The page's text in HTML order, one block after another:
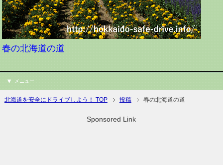
春の北海道の道
メニュー
北海道を安全にドライブしよう！ TOP 投稿 春の北海道の道
Sponsored Link